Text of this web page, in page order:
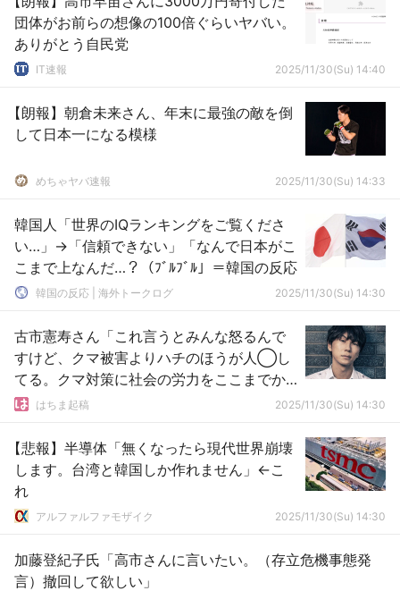
団体がお前らの想像の100倍ぐらいヤバい。
ありがとう自民党
IT速報 2025/11/30(Su) 14:40
【朗報】朝倉未来さん、年末に最強の敵を倒
して日本一になる模様
めちゃヤバ速報 2025/11/30(Su) 14:33
韓国人「世界のIQランキングをご覧くださ
い…」→「信頼できない」「なんで日本がこ
こまで上なんだ…？（ﾌﾞﾙﾌﾞﾙ」＝韓国の反応
韓国の反応 | 海外トークログ 2025/11/30(Su) 14:30
古市憲寿さん「これ言うとみんな怒るんで
すけど、クマ被害よりハチのほうが人◯し
てる。クマ対策に社会の労力をここまでか
ける意味ある？」
はちま起稿 2025/11/30(Su) 14:30
【悲報】半導体「無くなったら現代世界崩壊
します。台湾と韓国しか作れません」←こ
れ
アルファルファモザイク 2025/11/30(Su) 14:30
加藤登紀子氏「高市さんに言いたい。（存立危機事態発
言）撤回して欲しい」